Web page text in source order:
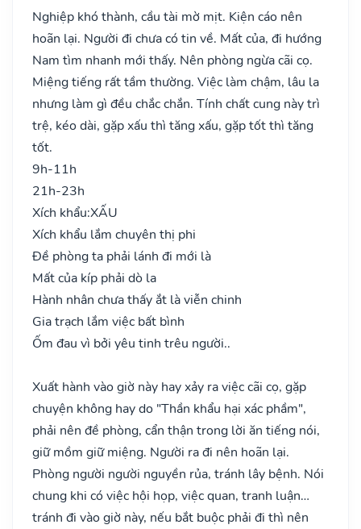
Nghiệp khó thành, cầu tài mờ mịt. Kiện cáo nên
hoãn lại. Người đi chưa có tin về. Mất của, đi hướng
Nam tìm nhanh mới thấy. Nên phòng ngừa cãi cọ.
Miệng tiếng rất tầm thường. Việc làm chậm, lâu la
nhưng làm gì đều chắc chắn. Tính chất cung này trì
trệ, kéo dài, gặp xấu thì tăng xấu, gặp tốt thì tăng
tốt.
9h-11h
21h-23h
Xích khẩu:XẤU
Xích khẩu lắm chuyên thị phi
Đề phòng ta phải lánh đi mới là
Mất của kíp phải dò la
Hành nhân chưa thấy ắt là viễn chinh
Gia trạch lắm việc bất bình
Ốm đau vì bởi yêu tinh trêu người..
Xuất hành vào giờ này hay xảy ra việc cãi cọ, gặp
chuyện không hay do "Thần khẩu hại xác phầm",
phải nên đề phòng, cẩn thận trong lời ăn tiếng nói,
giữ mồm giữ miệng. Người ra đi nên hoãn lại.
Phòng người người nguyền rủa, tránh lây bệnh. Nói
chung khi có việc hội họp, việc quan, tranh luận…
tránh đi vào giờ này, nếu bắt buộc phải đi thì nên